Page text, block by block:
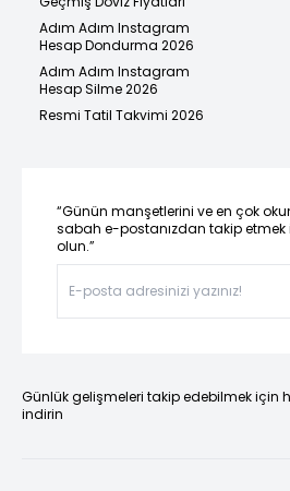
Adım Adım Instagram
Hesap Dondurma 2026
Adım Adım Instagram
Hesap Silme 2026
Resmi Tatil Takvimi 2026
“Günün manşetlerini ve en çok
sabah e-postanızdan takip etmek
olun.”
Günlük gelişmeleri takip edebilmek için
indirin